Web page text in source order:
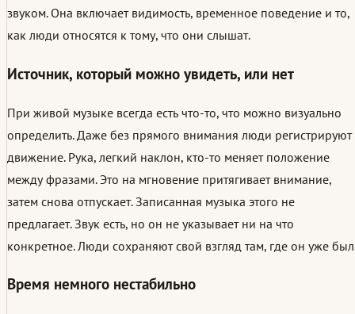
звуком. Она включает видимость, временное поведение и то,
как люди относятся к тому, что они слышат.
Источник, который можно увидеть, или нет
При живой музыке всегда есть что-то, что можно визуально
определить. Даже без прямого внимания люди регистрируют
движение. Рука, легкий наклон, кто-то меняет положение
между фразами. Это на мгновение притягивает внимание,
затем снова отпускает. Записанная музыка этого не
предлагает. Звук есть, но он не указывает ни на что
конкретное. Люди сохраняют свой взгляд там, где он уже
Время немного нестабильно